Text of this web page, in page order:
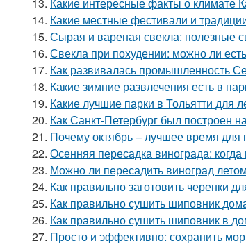
14. Какие местные фестивали и
15. Сырая и вареная свекла: полезные
16. Свекла при похудении: можно ли
17. Как развивалась промышленность
18. Какие зимние развлечения есть в
19. Какие лучшие парки в Тольятти для
20. Как Санкт-Петербург был построен
21. Почему октябрь – лучшее время для
22. Осенняя пересадка винограда:
23. Можно ли пересадить виноград
24. Как правильно заготовить черенки
25. Как правильно сушить шиповник
26. Как правильно сушить шиповник в
27. Просто и эффективно: сохранить